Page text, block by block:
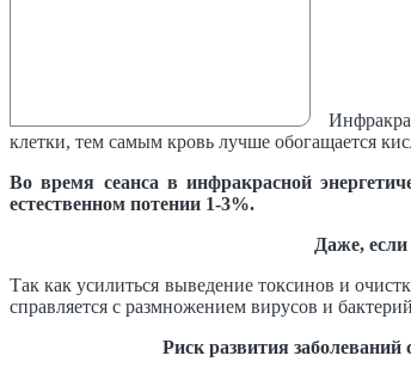
клетки, тем самым кровь лучше обогащается
Во время сеанса в инфракрасной
естественном потении 1-3%.
Даже,
Так как усилиться выведение токсинов и
справляется с размножением вирусов и
Риск развития